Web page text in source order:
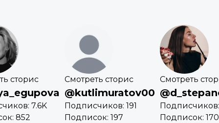
сторис
7.6K
852
Смотреть сторис
@kutlimuratov00
Подписчиков: 191
Подписок: 197
Смотреть
Подписок: 170